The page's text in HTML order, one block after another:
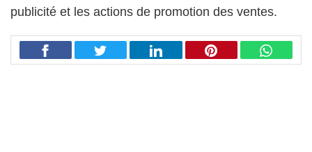
publicité et les actions de promotion des ventes.